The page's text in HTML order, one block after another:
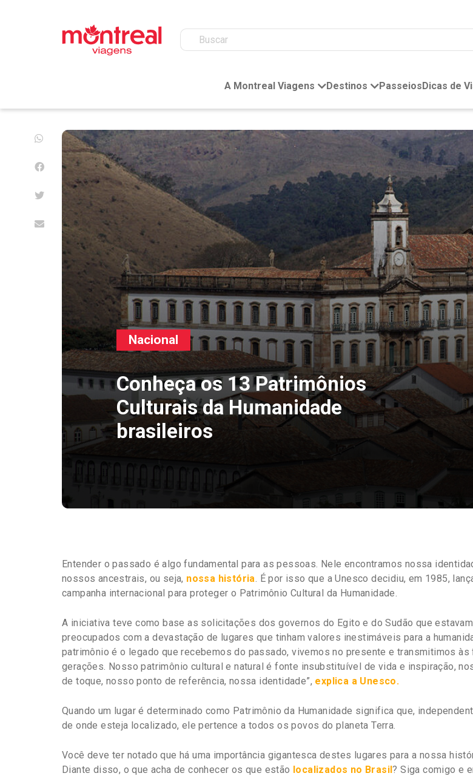
A Montreal Viagens Destinos Passeios Dicas de
Nacional
Conheça os 13 Patrimônios
Culturais da Humanidade
brasileiros
Entender o passado é algo fundamental para as pessoas. Nele encontramos nossa
nossos ancestrais, ou seja, nossa história . É por isso que a Unesco decidiu, em 1985,
campanha internacional para proteger o Patrimônio Cultural da Humanidade.
A iniciativa teve como base as solicitações dos governos do Egito e do Sudão que estavam
preocupados com a devastação de lugares que tinham valores inestimáveis para a
patrimônio é o legado que recebemos do passado, vivemos no presente e transmitimos às
gerações. Nosso patrimônio cultural e natural é fonte insubstituível de vida e inspiração,
de toque, nosso ponto de referência, nossa identidade”, explica a Unesco.
Quando um lugar é determinado como Patrimônio da Humanidade significa que,
de onde esteja localizado, ele pertence a todos os povos do planeta Terra.
Você deve ter notado que há uma importância gigantesca destes lugares para a nossa
Diante disso, o que acha de conhecer os que estão localizados no Brasil? Siga comigo e